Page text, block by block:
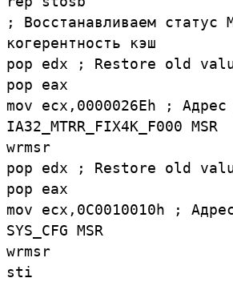
; Восстанавливаем статус
когерентность кэш
pop edx ; Restore old
pop eax
mov ecx,0000026Eh ; Адрес
IA32_MTRR_FIX4K_F000 MSR
wrmsr
pop edx ; Restore old
pop eax
mov ecx,0C0010010h ;
SYS_CFG MSR
wrmsr
sti